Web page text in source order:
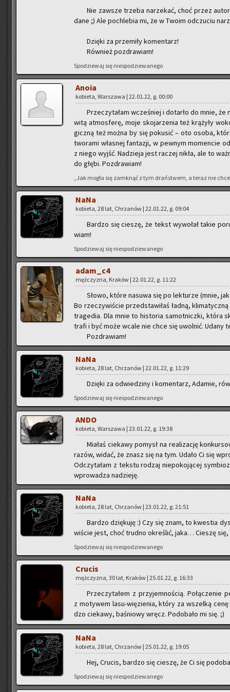
Nie za­wsze trze­ba na­rze­kać, choć przez
da­ne ;) Ale po­chle­bia mi, że w Twoim od­czu­ciu
Dzię­ki za prze­mi­ły ko­men­tarz!
Rów­nież po­zdra­wiam!
Spo­dzie­waj się nie­spo­dzie­wa­ne­go
Anoia
ko­bie­ta, War­sza­wa | 22.01.22, g. 00:00
Prze­czy­ta­łam wcze­śniej i do­tar­ło do mnie,
wi­tą at­mos­fe­rę, moje sko­ja­rze­nia też krą­ży­ły
gicz­ną też można by się po­ku­sić – oto osoba,
two­ra­mi wła­snej fan­ta­zji, w pew­nym mo­men­cie
z niego wyjść. Na­dzie­ja jest ra­czej nikła, ale to
do głębi. Po­zdra­wiam!
„Jak mogła się za­mknąć z tym drań­stwem, a teraz nie
NaNa
ko­bie­ta, 28 lat, Chrza­nów | 22.01.22, g. 09:04
Bar­dzo się cie­szę, że tekst wy­wo­łał takie
wiam!
Spo­dzie­waj się nie­spo­dzie­wa­ne­go
adam_c4
męż­czy­zna, Kra­ków | 22.01.22, g. 11:22
Słowo, które na­su­wa się po lek­tu­rze (mnie,
Bo rze­czy­wi­ście przed­sta­wi­łaś ładną,
tra­ge­dia. Dla mnie to hi­sto­ria sa­mot­nicz­ki, która
tra­fi i być może wcale nie chce się uwol­nić. Udany
Po­zdra­wiam!
NaNa
ko­bie­ta, 28 lat, Chrza­nów | 22.01.22, g. 11:29
Dzię­ki za od­wie­dzi­ny i ko­men­tarz, Ada­mie,
Spo­dzie­waj się nie­spo­dzie­wa­ne­go
ANDO
ko­bie­ta, War­sza­wa | 23.01.22, g. 19:38
Mia­łaś cie­ka­wy po­mysł na re­ali­za­cję
ra­zów, widać, że znasz się na tym. Udało Ci się
Od­czy­ta­łam z tek­stu ro­dzaj nie­po­ko­ją­cej
wpro­wa­dza na­dzie­ję.
NaNa
ko­bie­ta, 28 lat, Chrza­nów | 23.01.22, g. 21:51
Bar­dzo dzię­ku­ję :) Czy się znam, to kwe­stia
wi­ście jest, choć trud­no okre­ślić, jaka… Cie­szę
Spo­dzie­waj się nie­spo­dzie­wa­ne­go
Cru­cis
męż­czy­zna, 30 lat, Kra­ków | 25.01.22, g. 16:33
Prze­czy­ta­łem z przy­jem­no­ścią. Po­łą­cze­nie
z mo­ty­wem la­su-wię­zie­nia, który za wszel­ką
dzo cie­ka­wy, ba­śnio­wy wręcz. Po­do­ba­ło mi się. ;)
NaNa
ko­bie­ta, 28 lat, Chrza­nów | 25.01.22, g. 19:05
Hej, Cru­cis, bar­dzo się cie­szę, że Ci się
Spo­dzie­waj się nie­spo­dzie­wa­ne­go